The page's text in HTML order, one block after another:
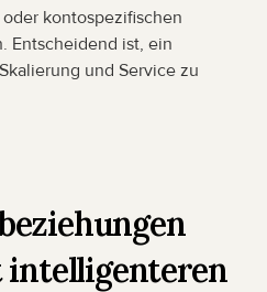
kontospezifischen
Entscheidend ist, ein
und Service zu
intelligenteren